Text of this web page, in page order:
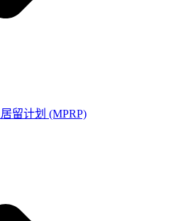
留计划 (MPRP)​